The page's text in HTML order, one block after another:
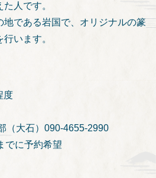
人です。
地である岩国で、オリジナルの篆
います。
度
（大石）090-4655-2990
でに予約希望